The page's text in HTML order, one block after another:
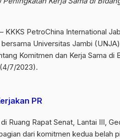
KKKS PetroChina International
Universitas Jambi
Komitmen dan Kerja Sama di
7/2023).
PR
Ruang Rapat Senat, Lantai III,
dari komitmen kedua belah